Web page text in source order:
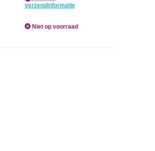
verzendinformatie
Niet op voorraad